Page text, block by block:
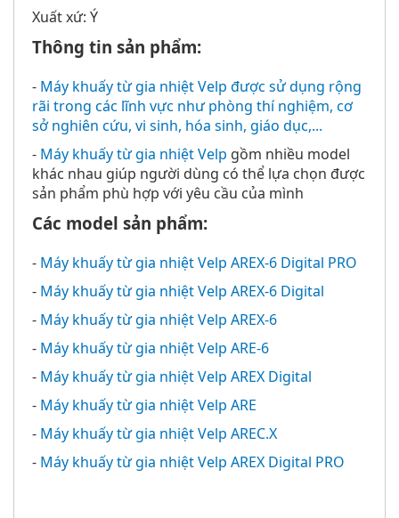
Xuất xứ: Ý
Thông tin sản phẩm:
- Máy khuấy từ gia nhiệt Velp được sử dụng rộng
rãi trong các lĩnh vực như phòng thí nghiệm, cơ
sở nghiên cứu, vi sinh, hóa sinh, giáo dục,...
- Máy khuấy từ gia nhiệt Velp gồm nhiều model
khác nhau giúp người dùng có thể lựa chọn được
sản phẩm phù hợp với yêu cầu của mình
Các model sản phẩm:
- Máy khuấy từ gia nhiệt Velp AREX-6 Digital PRO
- Máy khuấy từ gia nhiệt Velp AREX-6 Digital
- Máy khuấy từ gia nhiệt Velp AREX-6
- Máy khuấy từ gia nhiệt Velp ARE-6
- Máy khuấy từ gia nhiệt Velp AREX Digital
- Máy khuấy từ gia nhiệt Velp ARE
- Máy khuấy từ gia nhiệt Velp AREC.X
- Máy khuấy từ gia nhiệt Velp AREX Digital PRO